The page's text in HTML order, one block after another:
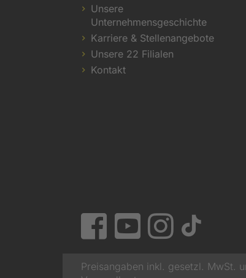
Unsere
Unternehmensgeschichte
Karriere & Stellenangebote
Unsere 22 Filialen
Kontakt
Preisangaben inkl. gesetzl. MwSt.